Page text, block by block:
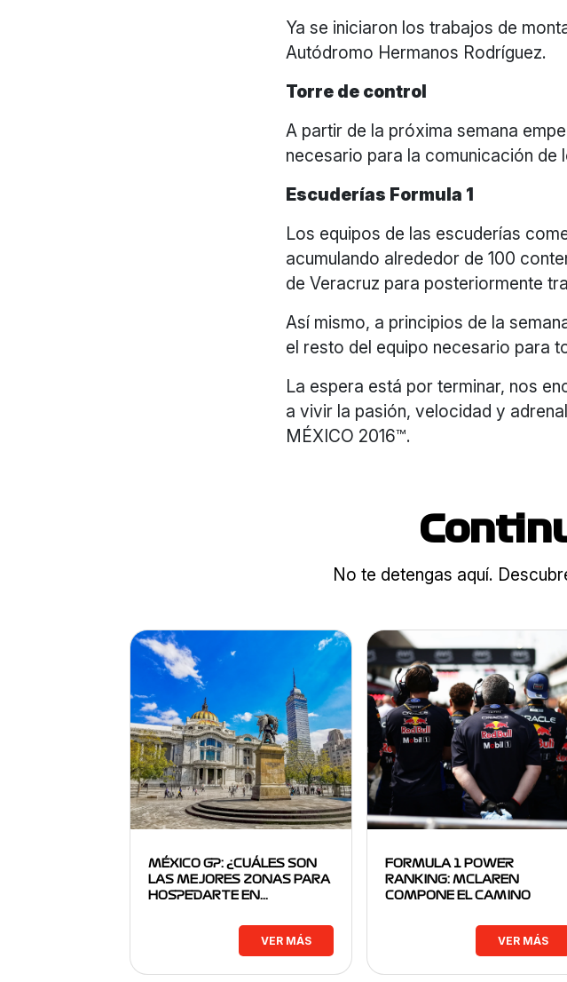
Ya se iniciaron los trabajos de
Autódromo Hermanos Rodríguez.
Torre de control
A partir de la próxima semana
necesario para la comunicación de
Escuderías Formula 1
Los equipos de las escuderías
acumulando alrededor de 100
de Veracruz para posteriormente
Así mismo, a principios de la
el resto del equipo necesario para
La espera está por terminar, nos
a vivir la pasión, velocidad y
MÉXICO 2016™.
No te detengas aquí.
MÉXICO GP: ¿CUÁLES SON
LAS MEJORES ZONAS PARA
HOSPEDARTE EN…
VER MÁS
FORMULA 1 POWER
RANKING: MCLAREN
COMPONE EL CAMINO
VER MÁS